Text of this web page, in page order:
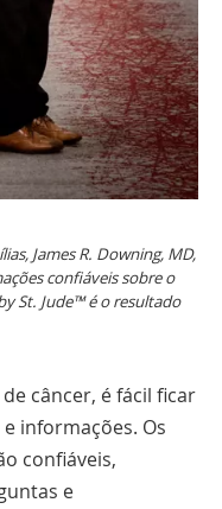
James R. Downing, MD,
confiáveis sobre o
St. Jude™ é o resultado
câncer, é fácil ficar
informações. Os
confiáveis,
e